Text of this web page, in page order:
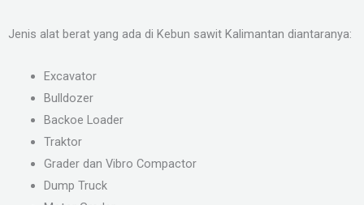
Jenis alat berat yang ada di Kebun sawit Kalimantan diantaranya:
Excavator
Bulldozer
Backoe Loader
Traktor
Grader dan Vibro Compactor
Dump Truck